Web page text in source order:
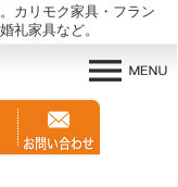
カリモク家具・フラン
礼家具など。